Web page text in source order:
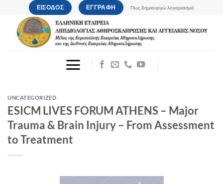
Μετάβαση
περιεχόμενο
ΕΙΣΟΔΟΣ ΕΓΓΡΑΦΗ Πως δημιουργώ λογαριασμό
UNCATEGORIZED
ESICM LIVES FORUM ATHENS – Major
Trauma & Brain Injury – From Assessment
to Treatment